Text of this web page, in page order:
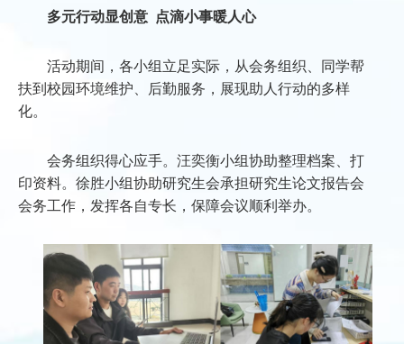
多元行动显创意 点滴小事暖人心
活动期间，各小组立足实际，从会务组织、同学帮
扶到校园环境维护、后勤服务，展现助人行动的多样
化。
会务组织得心应手。汪奕衡小组协助整理档案、打
印资料。徐胜小组协助研究生会承担研究生论文报告会
会务工作，发挥各自专长，保障会议顺利举办。